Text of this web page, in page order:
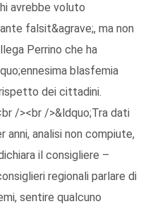
avrebbe voluto
falsit&agrave;, ma non
Perrino che ha
blasfemia
dei cittadini.
/><br />&ldquo;Tra dati
analisi non compiute,
il consigliere –
regionali parlare di
sentire qualcuno